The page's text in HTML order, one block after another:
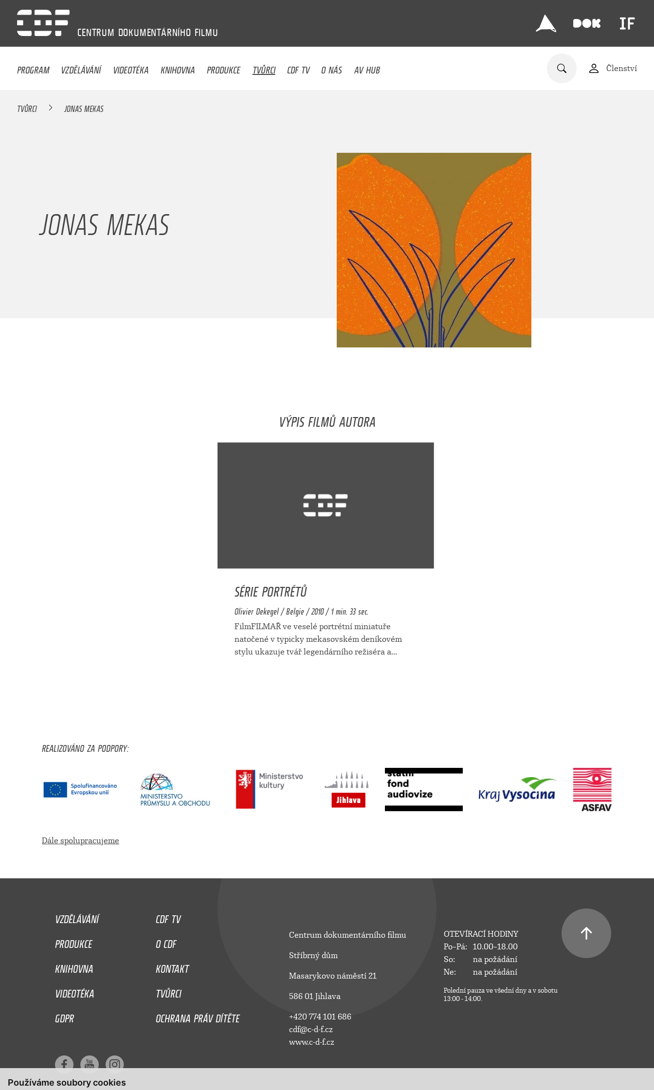
Používáme soubory cookies
CENTRUM DOKUMENTÁRNÍHO FILMU
PROGRAM VZDĚLÁVÁNÍ VIDEOTÉKA KNIHOVNA PRODUKCE TVŮRCI CDF TV O NÁS AV HUB Členství
TVŮRCI JONAS MEKAS
JONAS MEKAS
VÝPIS FILMŮ AUTORA
SÉRIE PORTRÉTŮ
Olivier Dekegel / Belgie / 2010 / 1 min. 33 sec.
FilmFILMAŘ ve veselé portrétní miniatuře
natočené v typicky mekasovském deníkovém
stylu ukazuje tvář legendárního režiséra a...
REALIZOVÁNO ZA PODPORY:
Dále spolupracujeme
VZDĚLÁVÁNÍ
CDF TV
PRODUKCE
O CDF
KNIHOVNA
KONTAKT
VIDEOTÉKA
TVŮRCI
GDPR
OCHRANA PRÁV DÍTĚTE
Centrum dokumentárního filmu
Stříbrný dům
Masarykovo náměstí 21
586 01 Jihlava
+420 774 101 686
cdf@c-d-f.cz
www.c-d-f.cz
OTEVÍRACÍ HODINY
Po–Pá:
10.00–18.00
So:
na požádání
Ne:
na požádání
Polední pauza ve všední dny a v sobotu
13:00 - 14:00.